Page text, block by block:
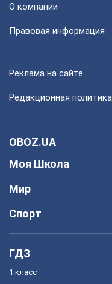
О компании
Правовая информация
Реклама на сайте
Редакционная политика
OBOZ.UA
Моя Школа
Мир
Спорт
ГДЗ
1 класс